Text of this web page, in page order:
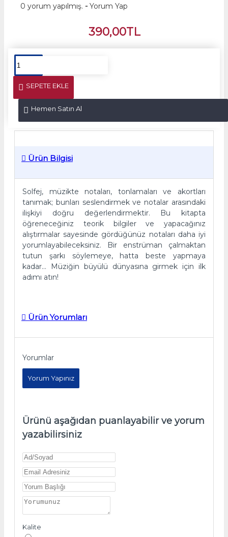
0 yorum yapılmış. - Yorum Yap
390,00TL
SEPETE EKLE
Hemen Satın Al
Ürün Bilgisi
Solfej, müzikte notaları, tonlamaları ve akortları
tanımak; bunları seslendirmek ve notalar arasındaki
ilişkiyi doğru değerlendirmektir. Bu kitapta
öğreneceğiniz teorik bilgiler ve yapacağınız
alıştırmalar sayesinde gördüğünüz notaları daha iyi
yorumlayabileceksiniz. Bir enstrüman çalmaktan
tutun şarkı söylemeye, hatta beste yapmaya
kadar… Müziğin büyülü dünyasına girmek için ilk
adımı atın!
Ürün Yorumları
Yorumlar
Yorum Yapınız
Ürünü aşağıdan puanlayabilir ve yorum
yazabilirsiniz
Kalite